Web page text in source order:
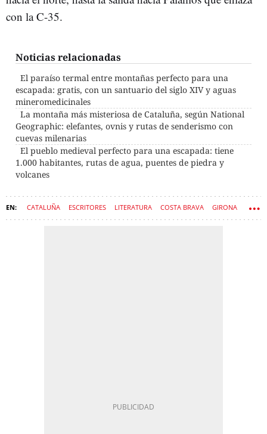
con la C-35.
Noticias relacionadas
El paraíso termal entre montañas perfecto para una
escapada: gratis, con un santuario del siglo XIV y aguas
mineromedicinales
La montaña más misteriosa de Cataluña, según National
Geographic: elefantes, ovnis y rutas de senderismo con
cuevas milenarias
El pueblo medieval perfecto para una escapada: tiene
1.000 habitantes, rutas de agua, puentes de piedra y
volcanes
CATALUÑA ESCRITORES LITERATURA COSTA BRAVA GIRONA